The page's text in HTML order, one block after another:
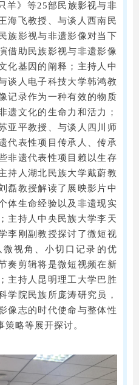
羊》等25部民族影视与非
海飞教授、与谈人西南民
族影视与非遗影像对当下
借助民族影视与非遗影像
化基因的阐释；主持人中
谈人电子科技大学韩鸿教
记录作为一种有效的物质
遗文化的生命力和活力；
亚平教授、与谈人四川师
代表性项目传承人、传承
非遗代表性项目赖以生存
持人湖北民族大学戴蔚教
磊教授解读了展映影片中
体生命经验以及非遗现实
主持人中央民族大学李天
李刚副教授探讨了微短视
视角、小切口记录的优
奏剪辑将是微短视频在新
主持人昆明理工大学巴胜
学院民族所庞涛研究员，
像志的时代使命与整体性
略等展开探讨。